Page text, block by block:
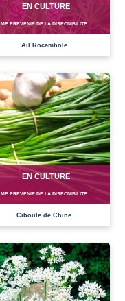
EN CULTURE
ME PRÉVENIR DE LA DISPONIBILITÉ
Ail Rocambole
EN CULTURE
ME PRÉVENIR DE LA DISPONIBILITÉ
Ciboule de Chine